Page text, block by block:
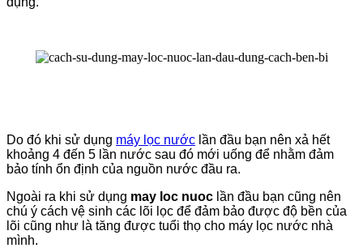
Do đó khi sử dụng máy lọc nước lần đầu bạn nên xả hết
khoảng 4 đến 5 lần nước sau đó mới uống để nhằm đảm
bảo tính ổn định của nguồn nước đầu ra.
Ngoài ra khi sử dụng may loc nuoc lần đầu bạn cũng nên
chú ý cách vệ sinh các lõi lọc để đảm bảo được độ bền của
lõi cũng như là tăng được tuổi thọ cho máy lọc nước nhà
mình.